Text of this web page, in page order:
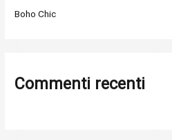
Boho Chic
Commenti recenti